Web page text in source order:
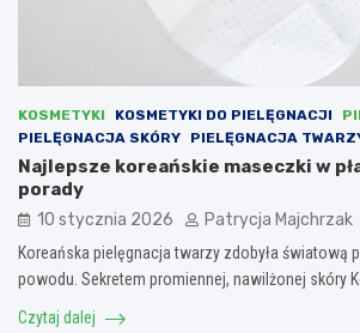
KOSMETYKI KOSMETYKI DO PIELĘGNACJI
PIELĘGNACJA SKÓRY
PIELĘGNACJA
Najlepsze koreańskie maseczki w
porady
10 stycznia 2026 Patrycja Majchrzak
Koreańska pielęgnacja twarzy zdobyła światową
powodu. Sekretem promiennej, nawilżonej skóry
Czytaj dalej